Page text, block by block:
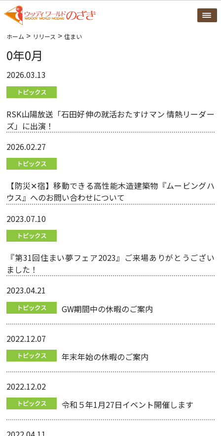
ホーム > リリース >住まい
0年0月
2026.03.13
RSK山陽放送「石田好伸の就活おたすけマン 情熱リーダー
ズ」に出演！
2026.02.27
【防災✕宿】移動できる高性能木造建築物『ムービングハ
ウス』へのお問い合わせについて
2023.07.10
『第31回住まい夢フェア2023』ご来場ありがとうござい
ました！
2023.04.21
GW期間中の休暇のご案内
2022.12.07
年末年始の休暇のご案内
2022.12.02
令和５年1月27日イベント開催します